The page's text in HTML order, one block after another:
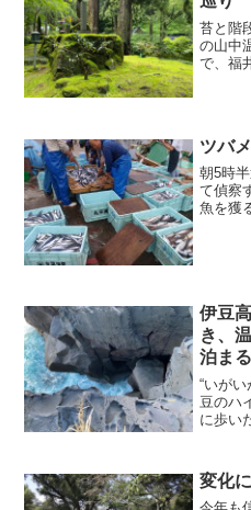
苔と階
の山中
で、福
在も
ツバ
朝5時
て偵察
魚を獲
伊豆
き、
泊まる
“いが
豆のハ
に歩い
根駐車
と、大
変化